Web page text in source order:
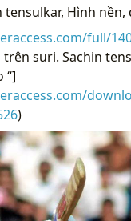
tensulkar, Hình nền,
full/
suri. Sachin
“]
)